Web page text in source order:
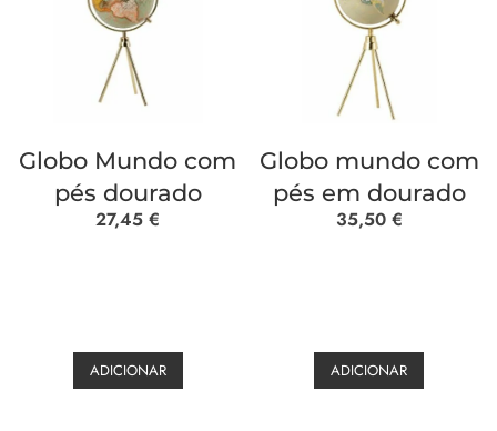
Globo Mundo com
pés dourado
27,45€
ADICIONAR
Globo mundo com
pés em dourado
35,50 €
ADICIONAR